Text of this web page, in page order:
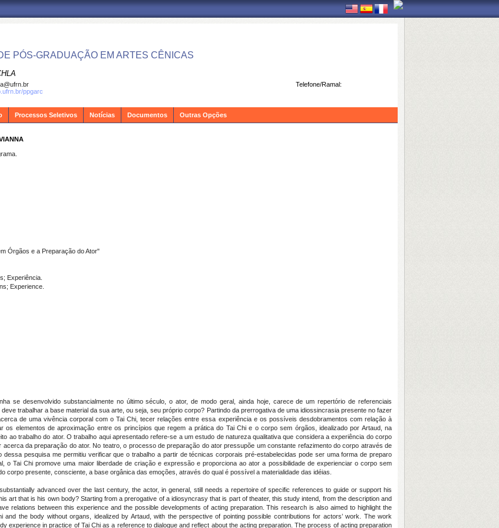
PÓS-GRADUAÇÃO EM ARTES CÊNICAS
Telefone/Ramal:
ppgarc
Processos Seletivos Notícias Documentos Outras Opções
Órgãos e a Preparação do Ator"
Experiência.
Experience.
se desenvolvido substancialmente no último século, o ator, de modo geral, ainda hoje, carece de um repertório de referenciais
trabalhar a base material da sua arte, ou seja, seu próprio corpo? Partindo da prerrogativa de uma idiossincrasia presente no fazer
de uma vivência corporal com o Tai Chi, tecer relações entre essa experiência e os possíveis desdobramentos com relação à
os elementos de aproximação entre os princípios que regem a prática do Tai Chi e o corpo sem órgãos, idealizado por Artaud, na
ao trabalho do ator. O trabalho aqui apresentado refere-se a um estudo de natureza qualitativa que considera a experiência do corpo
da preparação do ator. No teatro, o processo de preparação do ator pressupõe um constante refazimento do corpo através de
dessa pesquisa me permitiu verificar que o trabalho a partir de técnicas corporais pré-estabelecidas pode ser uma forma de preparo
o Tai Chi promove uma maior liberdade de criação e expressão e proporciona ao ator a possibilidade de experienciar o corpo sem
corpo presente, consciente, a base orgânica das emoções, através do qual é possível a materialidade das idéias.
advanced over the last century, the actor, in general, still needs a repertoire of specific references to guide or support his
art that is his own body? Starting from a prerogative of a idiosyncrasy that is part of theater, this study intend, from the description and
relations between this experience and the possible developments of acting preparation. This research is also aimed to highlight the
the body without organs, idealized by Artaud, with the perspective of pointing possible contributions for actors’ work. The work
experience in practice of Tai Chi as a reference to dialogue and reflect about the acting preparation. The process of acting preparation